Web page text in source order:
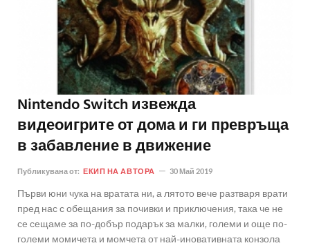
Nintendo Switch извежда
видеоигрите от дома и ги превръща
в забавление в движение
Публикувана от: ЕКИП НА АВТОРА 30 Май 2019
Първи юни чука на вратата ни, а лятото вече разтваря врати
пред нас с обещания за почивки и приключения, така че не
се сещаме за по-добър подарък за малки, големи и още по-
големи момичета и момчета от най-иновативната конзола